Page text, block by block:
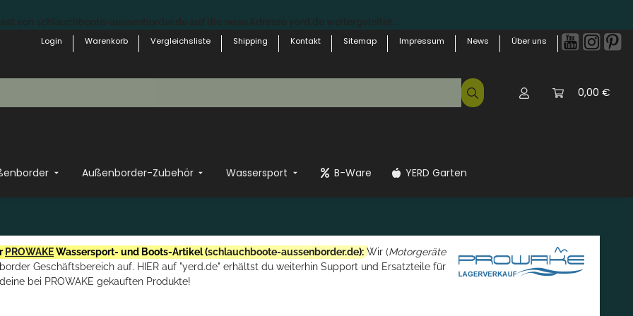
Login
Warenkorb Vergleichsliste Shipping Kontakt Sitemap Impressum News Über uns
0,00 €
Außenborder-Zubehör Wassersport B-Ware YERD Garten
PROWAKEWassersport- und Boots-Artikel (schlauchboote-aussenborder.de): Wir (Motorgeräte
Geschäftsbereich auf. HIER auf "yerd.de" erhältst du weiterhin Support und Ersatzteile für
deine bei PROWAKE gekauften Produkte!